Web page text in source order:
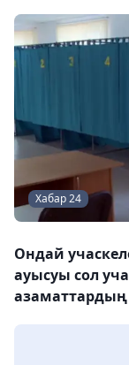
Хабар 24
Ондай
ауысуы сол